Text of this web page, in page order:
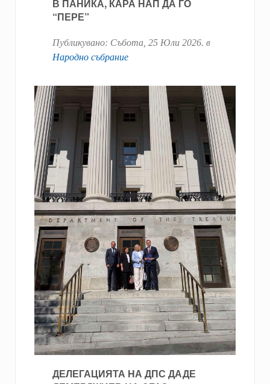
В ПАНИКА, КАРА НАП ДА ГО
“ПЕРЕ”
Публикувано: Събота, 25 Юли 2026. в
Народно събрание
ДЕЛЕГАЦИЯТА НА ДПС ДАДЕ